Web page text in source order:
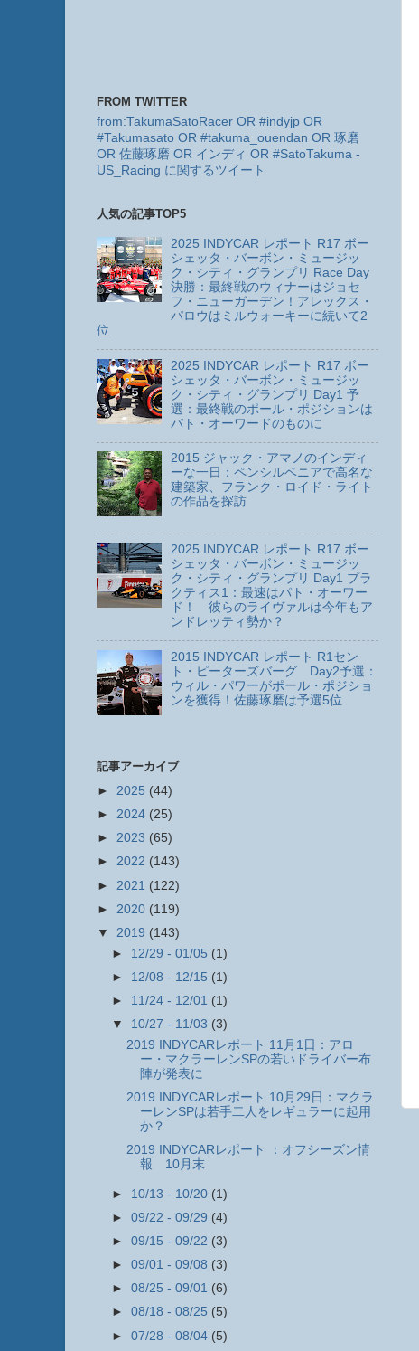
FROM TWITTER
from:TakumaSatoRacer OR #indyjp OR
#Takumasato OR #takuma_ouendan OR 琢磨
OR 佐藤琢磨 OR インディ OR #SatoTakuma -
US_Racing に関するツイート
人気の記事TOP5
2025 INDYCAR レポート R17 ボー
シェッタ・バーボン・ミュージッ
ク・シティ・グランプリ Race Day
決勝：最終戦のウィナーはジョセ
フ・ニューガーデン！アレックス・
パロウはミルウォーキーに続いて2
位
2025 INDYCAR レポート R17 ボー
シェッタ・バーボン・ミュージッ
ク・シティ・グランプリ Day1 予
選：最終戦のポール・ポジションは
パト・オーワードのものに
2015 ジャック・アマノのインディ
ーな一日：ペンシルベニアで高名な
建築家、フランク・ロイド・ライト
の作品を探訪
2025 INDYCAR レポート R17 ボー
シェッタ・バーボン・ミュージッ
ク・シティ・グランプリ Day1 プラ
クティス1：最速はパト・オーワー
ド！ 彼らのライヴァルは今年もア
ンドレッティ勢か？
2015 INDYCAR レポート R1セン
ト・ピーターズバーグ Day2予選：
ウィル・パワーがポール・ポジショ
ンを獲得！佐藤琢磨は予選5位
記事アーカイブ
► 2025 (44)
► 2024 (25)
► 2023 (65)
► 2022 (143)
► 2021 (122)
► 2020 (119)
▼ 2019 (143)
► 12/29 - 01/05 (1)
► 12/08 - 12/15 (1)
► 11/24 - 12/01 (1)
▼ 10/27 - 11/03 (3)
2019 INDYCARレポート 11月1日：アロ
ー・マクラーレンSPの若いドライバー布
陣が発表に
2019 INDYCARレポート 10月29日：マクラ
ーレンSPは若手二人をレギュラーに起用
か？
2019 INDYCARレポート ：オフシーズン情
報 10月末
► 10/13 - 10/20 (1)
► 09/22 - 09/29 (4)
► 09/15 - 09/22 (3)
► 09/01 - 09/08 (3)
► 08/25 - 09/01 (6)
► 08/18 - 08/25 (5)
► 07/28 - 08/04 (5)